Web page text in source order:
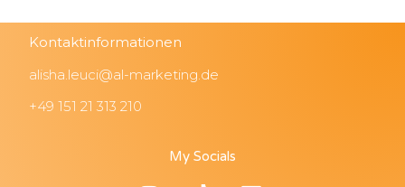
Kontaktinformationen
alisha.leuci@al-marketing.de
+49 151 21 313 210
My Socials